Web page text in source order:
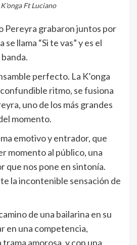
K'onga Ft Luciano
Pereyra grabaron juntos por
llama “Si te vas” y es el
perfecto. La K’onga
ritmo, se fusiona
uno de los más grandes
momento.
emotivo y entrador, que
momento al público, una
que nos pone en sintonía.
la incontenible sensación de
de una bailarina en su
en una competencia,
amorosa, y con una